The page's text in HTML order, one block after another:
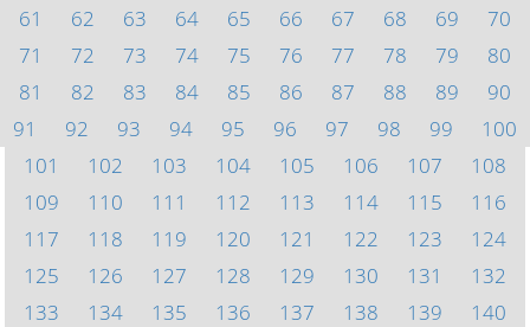
61
62 63 64 65 66 67 68 69
70
71
72 73 74 75 76 77 78 79
80
81
82 83 84 85 86 87 88 89
90
91
92 93 94 95 96 97 98 99
100
101
102 103 104 105 106 107
108
109
110 111 112 113 114 115
116
117
118 119 120 121 122 123
124
125
126 127 128 129 130 131
132
133
134 135 136 137 138 139
140